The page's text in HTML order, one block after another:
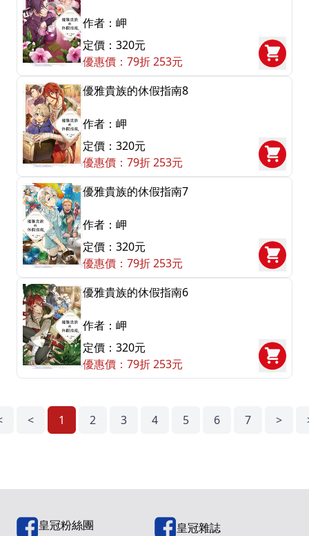
作者：岬
定價：320元
優惠價：79折 253元
優雅貴族的休假指南8
作者：岬
定價：320元
優惠價：79折 253元
優雅貴族的休假指南7
作者：岬
定價：320元
優惠價：79折 253元
優雅貴族的休假指南6
作者：岬
定價：320元
優惠價：79折 253元
< 1 2 3 4 5 6 7 >
皇冠粉絲團 皇冠雜誌